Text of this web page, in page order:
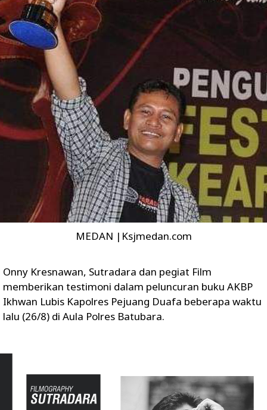
MEDAN |Ksjmedan.com
Onny Kresnawan, Sutradara dan pegiat Film
memberikan testimoni dalam peluncuran buku AKBP
Ikhwan Lubis Kapolres Pejuang Duafa beberapa waktu
lalu (26/8) di Aula Polres Batubara.